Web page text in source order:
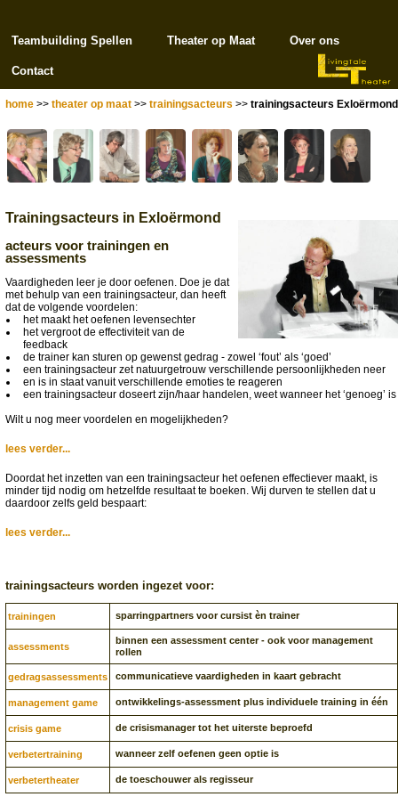
Teambuilding Spellen Theater op Maat Over ons
Contact
home >> theater op maat >> trainingsacteurs >> trainingsacteurs Exloërmond
Trainingsacteurs in Exloërmond
acteurs voor trainingen en
assessments
Vaardigheden leer je door oefenen. Doe je dat
met behulp van een trainingsacteur, dan heeft
dat de volgende voordelen:
het maakt het oefenen levensechter
het vergroot de effectiviteit van de
feedback
de trainer kan sturen op gewenst gedrag - zowel ‘fout’ als ‘goed’
een trainingsacteur zet natuurgetrouw verschillende persoonlijkheden neer
en is in staat vanuit verschillende emoties te reageren
een trainingsacteur doseert zijn/haar handelen, weet wanneer het ‘genoeg’ is
Wilt u nog meer voordelen en mogelijkheden?
lees verder...
Doordat het inzetten van een trainingsacteur het oefenen effectiever maakt, is
minder tijd nodig om hetzelfde resultaat te boeken. Wij durven te stellen dat u
daardoor zelfs geld bespaart:
lees verder...
trainingsacteurs worden ingezet voor:
trainingen sparringpartners voor cursist èn trainer
assessments
binnen een assessment center - ook voor management
rollen
gedragsassessments communicatieve vaardigheden in kaart gebracht
management game ontwikkelings-assessment plus individuele training in één
crisis game de crisismanager tot het uiterste beproefd
verbetertraining wanneer zelf oefenen geen optie is
verbetertheater de toeschouwer als regisseur